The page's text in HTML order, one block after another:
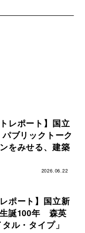
トレポート】国立
ブリックトーク
ンをみせる、建築
2026.06.22
レポート】国立新
誕100年 森英
ル・タイプ」